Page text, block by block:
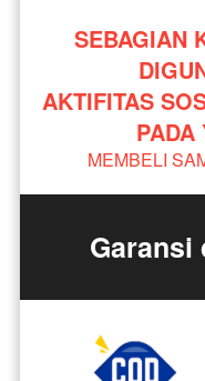
SEBAGIAN
AKTIFITAS
PADA
MEMBELI
Garansi